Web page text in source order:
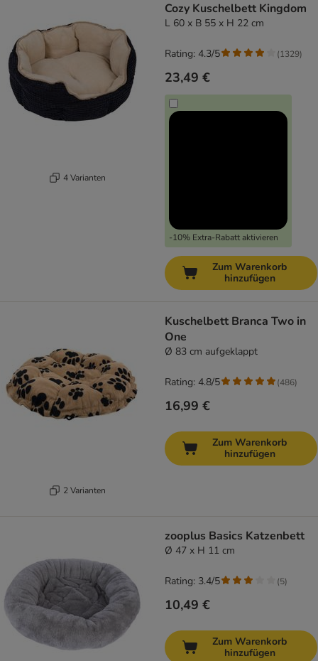
4 Varianten
Cozy Kuschelbett Kingdom
L 60 x B 55 x H 22 cm
23,49 €
-10% Extra-Rabatt aktivieren
Rating: 4.3/5 (1329)
Zum Warenkorb
hinzufügen
2 Varianten
Kuschelbett Branca Two in
One
Ø 83 cm aufgeklappt
16,99 €
Rating: 4.8/5 (486)
Zum Warenkorb
hinzufügen
zooplus Basics Katzenbett
Ø 47 x H 11 cm
10,49 €
Rating: 3.4/5 (5)
Zum Warenkorb
hinzufügen